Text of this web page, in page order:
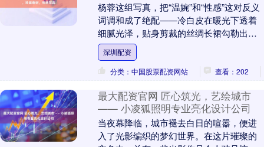
杨蓉这组写真，把“温婉”和“性感”这对反义
词调和成了绝配——冷白皮在暖光下透着
细腻光泽，贴身剪裁的丝绸长裙勾勒出玲
珑有致的曲线，腰肢细得盈盈一握，连发
丝垂落在锁....
深圳配资
分类：中国股票配资网站
查看：202
最大配资官网 匠心筑光，艺绘城市
—— 小凌狐照明专业亮化设计公司
当夜幕降临，城市褪去白日的喧嚣，便进
入了光影编织的梦幻世界。在这片璀璨的